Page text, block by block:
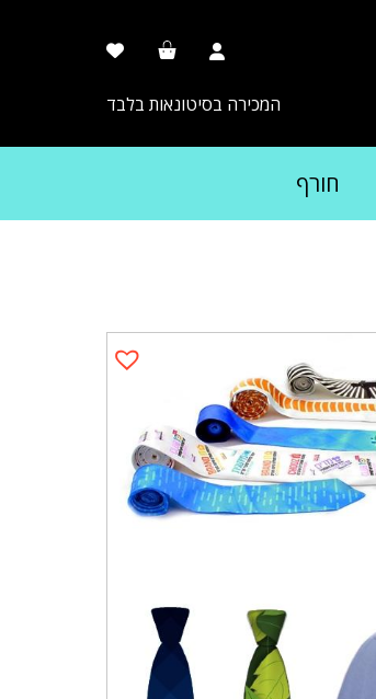
המכירה בסיטונאות בלבד
חורף